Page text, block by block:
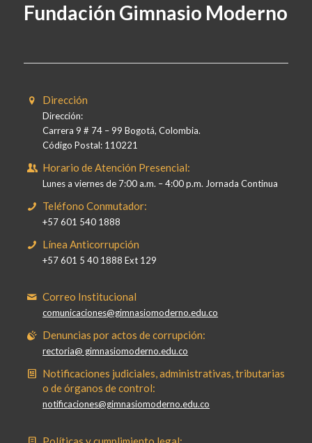
Fundación Gimnasio Moderno
Dirección
Dirección:
Carrera 9 # 74 – 99 Bogotá, Colombia.
Código Postal: 110221
Horario de Atención Presencial:
Lunes a viernes de 7:00 a.m. – 4:00 p.m. Jornada Continua
Teléfono Conmutador:
+57 601 540 1888
Línea Anticorrupción
+57 601 5 40 1888 Ext 129
Correo Institucional
comunicaciones@gimnasiomoderno.edu.co
Denuncias por actos de corrupción:
rectoria@ gimnasiomoderno.edu.co
Notificaciones judiciales, administrativas, tributarias
o de órganos de control:
notificaciones@gimnasiomoderno.edu.co